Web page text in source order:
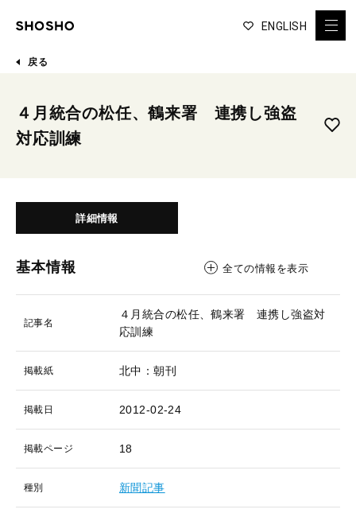
ENGLISH
戻る
４月統合の松任、鶴来署 連携し強盗
対応訓練
詳細情報
基本情報 全ての情報を表示
記事名
４月統合の松任、鶴来署 連携し強盗対
応訓練
掲載紙 北中：朝刊
掲載日 2012-02-24
掲載ページ 18
種別 新聞記事